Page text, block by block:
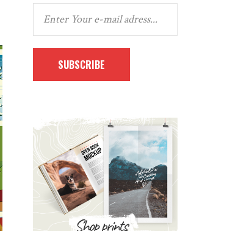
SUBSCRIBE